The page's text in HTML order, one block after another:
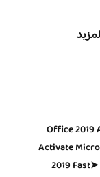
Office
Activate
2019